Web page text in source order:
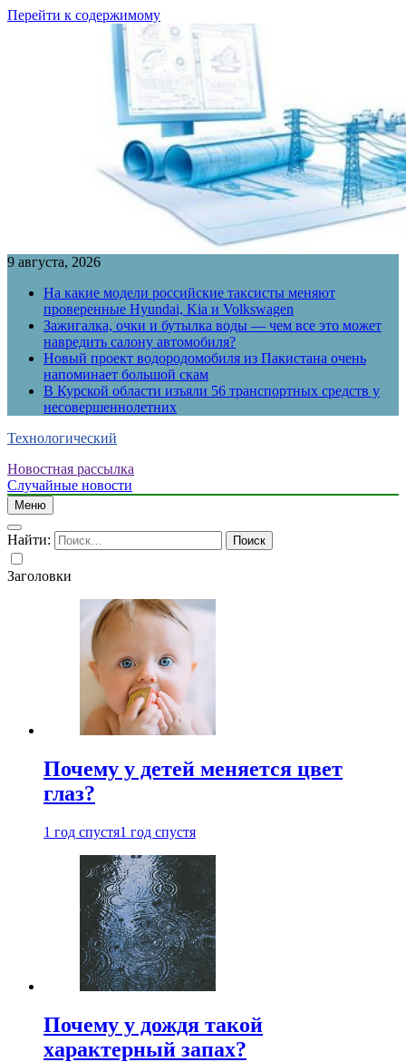
Перейти к содержимому
9 августа, 2026
На какие модели российские таксисты меняют
проверенные Hyundai, Kia и Volkswagen
Зажигалка, очки и бутылка воды — чем все это может
навредить салону автомобиля?
Новый проект водородомобиля из Пакистана очень
напоминает большой скам
В Курской области изъяли 56 транспортных средств у
несовершеннолетних
Технологический
Новостная рассылка
Случайные новости
Меню
Найти:
Заголовки
Почему у детей меняется цвет
глаз?
1 год спустя1 год спустя
Почему у дождя такой
характерный запах?